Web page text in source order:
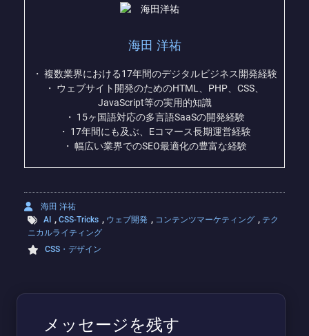
海田 洋祐
・ 複数業界における17年間のデジタルビジネス開発経験
・ ウェブサイト開発のためのHTML、PHP、CSS、
JavaScript等の実用的知識
・ 15ヶ国語対応の多言語SaaSの開発経験
・ 17年間にも及ぶ、Eコマース長期運営経験
・ 幅広い業界でのSEO最適化の豊富な経験
海田 洋祐
AI
, CSS-Tricks , ウェブ開発 , コンテンツマーケティング , テク
ニカルライティング
CSS・デザイン
メッセージを残す